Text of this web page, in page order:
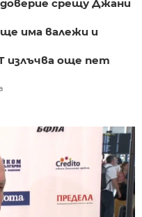
срещу Джани
има валежи и
излъчва още пет